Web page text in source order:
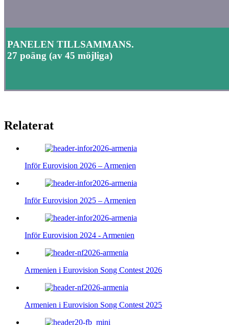
PANELEN TILLSAMMANS.
27 poäng (av 45 möjliga)
Relaterat
Inför Eurovision 2026 – Armenien
Inför Eurovision 2025 – Armenien
Inför Eurovision 2024 - Armenien
Armenien i Eurovision Song Contest 2026
Armenien i Eurovision Song Contest 2025